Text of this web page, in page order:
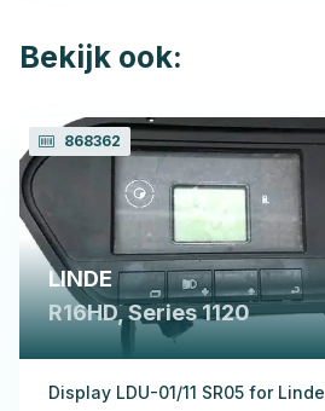
Bekijk ook:
868362
LINDE
R16HD, Series 1120
Display LDU-01/11 SR05 for Linde